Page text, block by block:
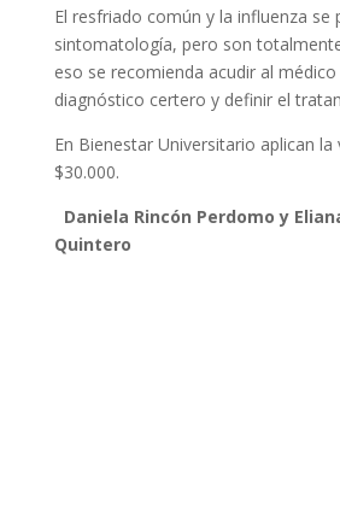
El resfriado común y la influenza se
sintomatología, pero son
eso se recomienda acudir al
diagnóstico certero y definir el
En Bienestar Universitario aplican la
$30.000.
Daniela Rincón Perdomo y
Quintero